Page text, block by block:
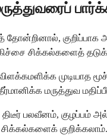
தோன்றினால்,
சிக்கல்களைத்
விளக்கமளிக்க
மருத்துவ
பலவீனம், குழப்பம்
குறிக்கலாம்.